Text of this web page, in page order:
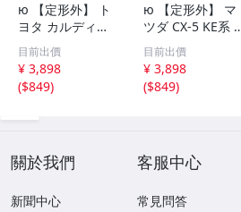
ю 【定形外】 ト
ヨタ カルディナ
ST240系 02.09～
04.12 ハロゲン車
[ HB3 ] ハイビー
ム LED 2個 80W
目前出價
¥ 3,898
($849)
ю 【定形外】 マ
ツダ CX-5 KE系 1
2.02～14.12 ハロ
ゲン車 [ HB3 ] ハ
イビーム LED 2個
セット 80W 16連
目前出價
¥ 3,898
($849)
關於我們
新聞中心
客服中心
常見問答